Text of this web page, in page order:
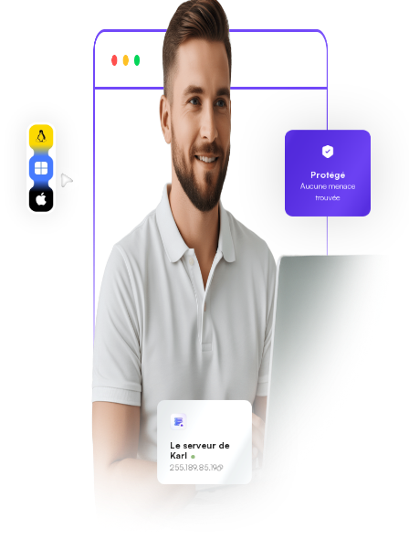
Protégé
Aucune menace
trouvée
Le serveur de
Karl
255.189.85.19